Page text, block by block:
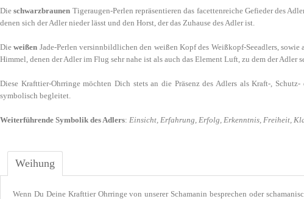
Dieschwarzbraunen Tigeraugen-Perlen repräsentieren das facettenreiche Gefieder des
denen sich der Adler nieder lässt und den Horst, der das Zuhause des Adler ist.
Dieweißen Jade-Perlen versinnbildlichen den weißen Kopf des Weißkopf-Seeadlers,
Himmel, denen der Adler im Flug sehr nahe ist als auch das Element Luft, zu dem der Adler
Diese Krafttier-Ohrringe möchten Dich stets an die Präsenz des Adlers als Kraft-,
symbolisch begleitet.
Weiterführende Symbolik des Adlers: Einsicht, Erfahrung, Erfolg, Erkenntnis, Freiheit,
Weihung
Wenn Du Deine Krafttier Ohrringe von unserer Schamanin besprechen oder